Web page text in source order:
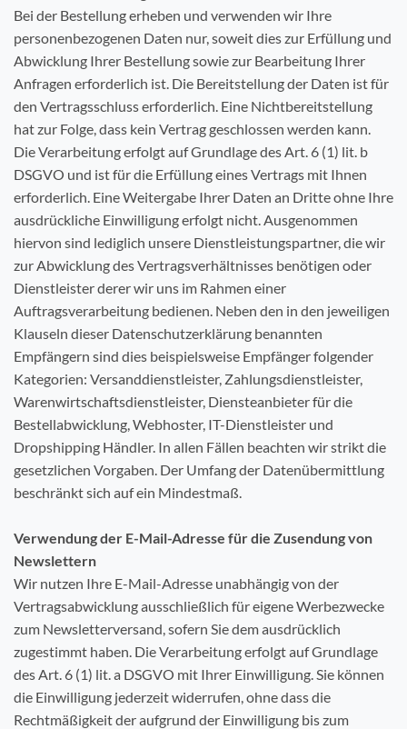
Bei der Bestellung erheben und verwenden wir Ihre
personenbezogenen Daten nur, soweit dies zur Erfüllung und
Abwicklung Ihrer Bestellung sowie zur Bearbeitung Ihrer
Anfragen erforderlich ist. Die Bereitstellung der Daten ist für
den Vertragsschluss erforderlich. Eine Nichtbereitstellung
hat zur Folge, dass kein Vertrag geschlossen werden kann.
Die Verarbeitung erfolgt auf Grundlage des Art. 6 (1) lit. b
DSGVO und ist für die Erfüllung eines Vertrags mit Ihnen
erforderlich. Eine Weitergabe Ihrer Daten an Dritte ohne Ihre
ausdrückliche Einwilligung erfolgt nicht. Ausgenommen
hiervon sind lediglich unsere Dienstleistungspartner, die wir
zur Abwicklung des Vertragsverhältnisses benötigen oder
Dienstleister derer wir uns im Rahmen einer
Auftragsverarbeitung bedienen. Neben den in den jeweiligen
Klauseln dieser Datenschutzerklärung benannten
Empfängern sind dies beispielsweise Empfänger folgender
Kategorien: Versanddienstleister, Zahlungsdienstleister,
Warenwirtschaftsdienstleister, Diensteanbieter für die
Bestellabwicklung, Webhoster, IT-Dienstleister und
Dropshipping Händler. In allen Fällen beachten wir strikt die
gesetzlichen Vorgaben. Der Umfang der Datenübermittlung
beschränkt sich auf ein Mindestmaß.
Verwendung der E-Mail-Adresse für die Zusendung von
Newslettern
Wir nutzen Ihre E-Mail-Adresse unabhängig von der
Vertragsabwicklung ausschließlich für eigene Werbezwecke
zum Newsletterversand, sofern Sie dem ausdrücklich
zugestimmt haben. Die Verarbeitung erfolgt auf Grundlage
des Art. 6 (1) lit. a DSGVO mit Ihrer Einwilligung. Sie können
die Einwilligung jederzeit widerrufen, ohne dass die
Rechtmäßigkeit der aufgrund der Einwilligung bis zum